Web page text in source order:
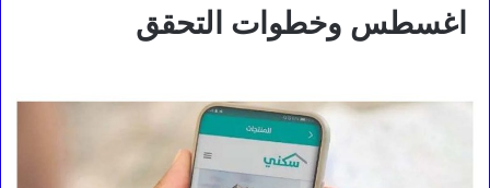
اغسطس وخطوات التحقق